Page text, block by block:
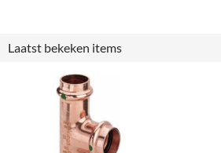
Laatst bekeken items